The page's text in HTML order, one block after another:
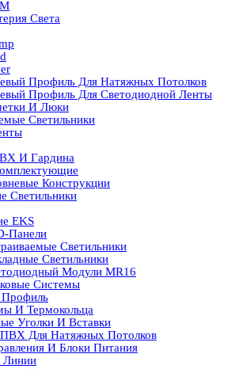
Света
Профиль Для Натяжных Потолков
Профиль Для Светодиодной Ленты
И Люки
Светильники
И Гардина
Конструкции
Светильники
EKS
Панели
Светильники
Светильники
Модули MR16
Системы
И Термокольца
Уголки И Вставки
Для Натяжных Потолков
И Блоки Питания
Линии